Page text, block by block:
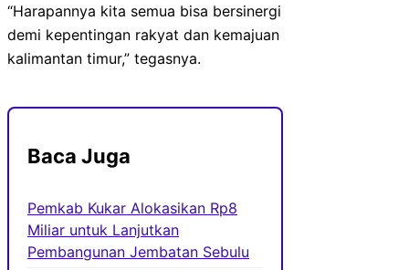
“Harapannya kita semua bisa bersinergi
demi kepentingan rakyat dan kemajuan
kalimantan timur,” tegasnya.
Baca Juga
Pemkab Kukar Alokasikan Rp8
Miliar untuk Lanjutkan
Pembangunan Jembatan Sebulu